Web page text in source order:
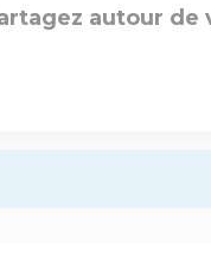
autour de